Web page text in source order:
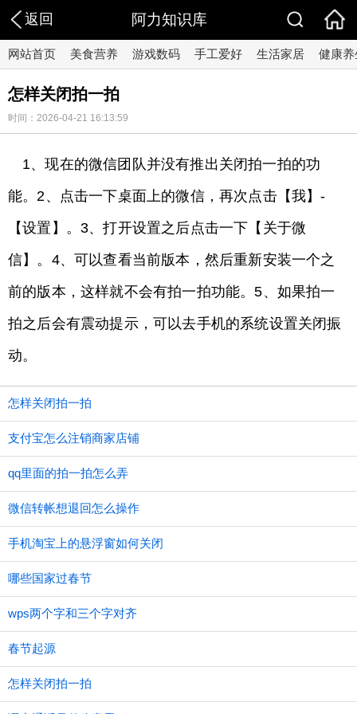
返回 阿力知识库
网站首页 美食营养 游戏数码 手工爱好 生活家居 健康养
怎样关闭拍一拍
时间：2026-04-21 16:13:59
1、现在的微信团队并没有推出关闭拍一拍的功
能。2、点击一下桌面上的微信，再次点击【我】-
【设置】。3、打开设置之后点击一下【关于微
信】。4、可以查看当前版本，然后重新安装一个之
前的版本，这样就不会有拍一拍功能。5、如果拍一
拍之后会有震动提示，可以去手机的系统设置关闭振
动。
怎样关闭拍一拍
支付宝怎么注销商家店铺
qq里面的拍一拍怎么弄
微信转帐想退回怎么操作
手机淘宝上的悬浮窗如何关闭
哪些国家过春节
wps两个字和三个字对齐
春节起源
怎样关闭拍一拍